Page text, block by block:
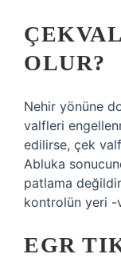
OLUR?
Nehir yönüne
valfleri
edilirse, çek
Abluka
patlama
kontrolün yeri -
EGR